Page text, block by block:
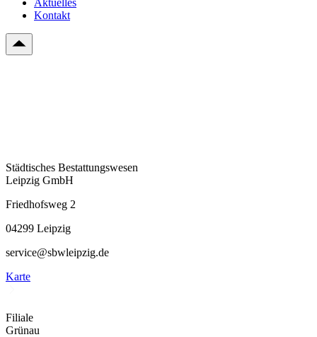
Aktuelles
Kontakt
Städtisches Bestattungswesen
Leipzig GmbH
Friedhofsweg 2
04299 Leipzig
service@sbwleipzig.de
Karte
Filiale
Grünau